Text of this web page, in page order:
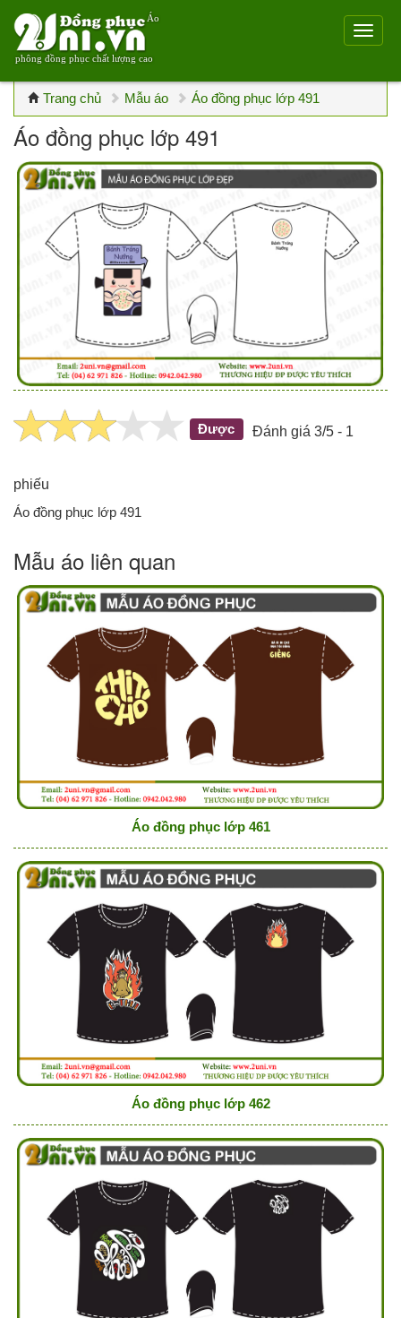
Áo
phông đồng phục chất lượng cao
Trang chủ Mẫu áo Áo đồng phục lớp 491
Áo đồng phục lớp 491
Được Đánh giá 3/5 - 1
phiếu
Áo đồng phục lớp 491
Mẫu áo liên quan
Áo đồng phục lớp 461
Áo đồng phục lớp 462